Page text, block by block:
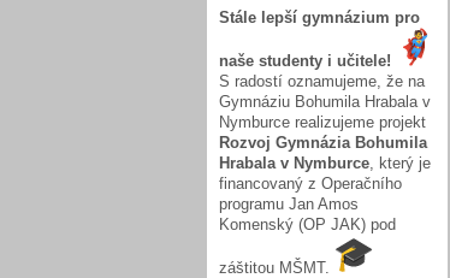
Stále lepší gymnázium pro
naše studenty i učitele!
S radostí oznamujeme, že na
Gymnáziu Bohumila Hrabala v
Nymburce realizujeme projekt
Rozvoj Gymnázia Bohumila
Hrabala v Nymburce, který je
financovaný z Operačního
programu Jan Amos
Komenský (OP JAK) pod
záštitou MŠMT.